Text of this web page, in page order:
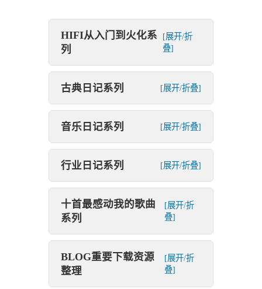
HIFI从入门到火化系
列
[展开/折
叠]
古典日记系列 [展开/折叠]
音乐日记系列 [展开/折叠]
行业日记系列 [展开/折叠]
十首最感动我的歌曲
系列
[展开/折
叠]
BLOG重要下载资源
整理
[展开/折
叠]